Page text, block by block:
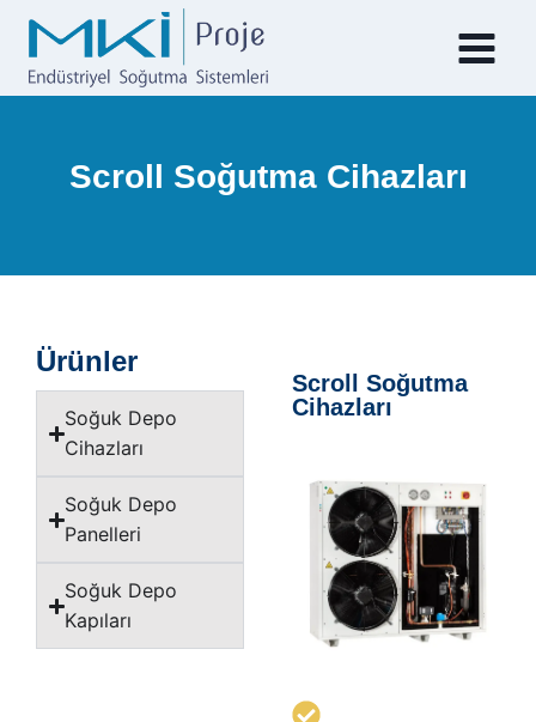
Scroll Soğutma Cihazları
Ürünler
Soğuk Depo
Cihazları
Soğuk Depo
Panelleri
Soğuk Depo
Kapıları
Scroll Soğutma
Cihazları